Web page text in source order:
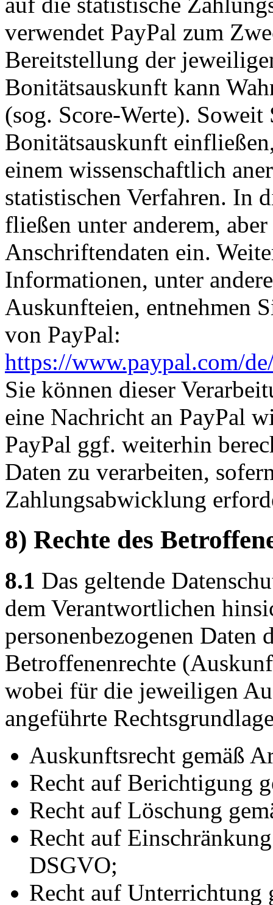
verwendet PayPal zum
Bereitstellung der
Bonitätsauskunft kann
(sog. Score-Werte). Soweit
Bonitätsauskunft
einem wissenschaftlich
statistischen Verfahren. In
fließen unter anderem,
Anschriftendaten ein.
Informationen, unter
Auskunfteien, entnehmen
von PayPal:
https://www.paypal.com/
Sie können dieser
eine Nachricht an PayPal
PayPal ggf. weiterhin
Daten zu verarbeiten,
Zahlungsabwicklung
8) Rechte des
8.1 Das geltende
dem Verantwortlichen
personenbezogenen Daten
Betroffenenrechte
wobei für die jeweiligen
angeführte
Auskunftsrecht gemäß
Recht auf Berichtigung
Recht auf Löschung
Recht auf
DSGVO;
Recht auf